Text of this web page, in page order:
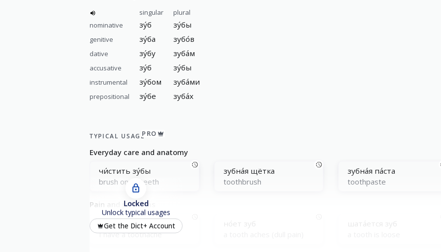
singular
plural
nominative
зу́б зу́бы
genitive зу́ба зубо́в
dative зу́бу зуба́м
accusative зу́б зу́бы
instrumental зу́бом зуба́ми
prepositional зу́бе зуба́х
TYPICAL USAGEPRO
Everyday care and anatomy
чи́стить зу́бы
brush one’s teeth
зубна́я щётка
toothbrush
зубна́я па́ста
toothpaste
Pain and problems
у меня́ боли́т зуб
I have a toothache
Locked
Unlock typical usages
Get the Dict+ Account